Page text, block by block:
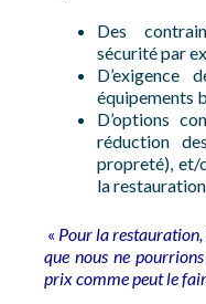
Des
sécurité par
D’exigence
équipements
D’options
réduction
propreté), et/
la
« Pour la
que nous ne
prix comme peut le